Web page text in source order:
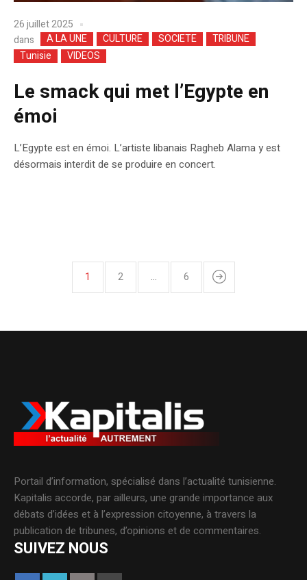
26 juillet 2025
dans
A LA UNE CULTURE SOCIETE
TRIBUNE
Tunisie
VIDEOS
Le smack qui met l’Egypte en
émoi
L’Egypte est en émoi. L’artiste libanais Ragheb Alama y est
désormais interdit de se produire en concert.
1 2 … 6
Portail d’information, spécialisé dans l’actualité tunisienne.
Kapitalis accorde, par ailleurs, une grande importance aux
débats d’idées et à l’expression citoyenne, à travers la
publication de tribunes, d’opinions et de commentaires.
SUIVEZ NOUS